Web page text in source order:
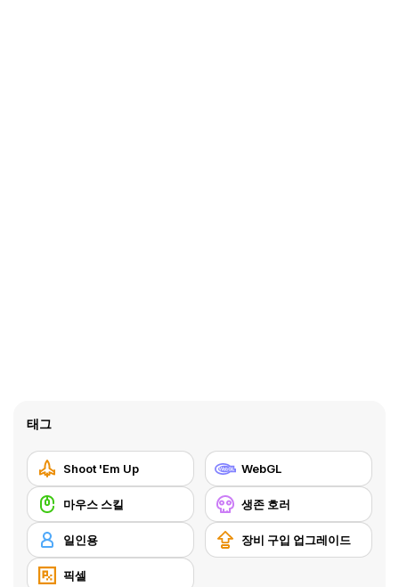
태그
Shoot 'Em Up WebGL
마우스 스킬 생존 호러
일인용 장비 구입 업그레이드
픽셀